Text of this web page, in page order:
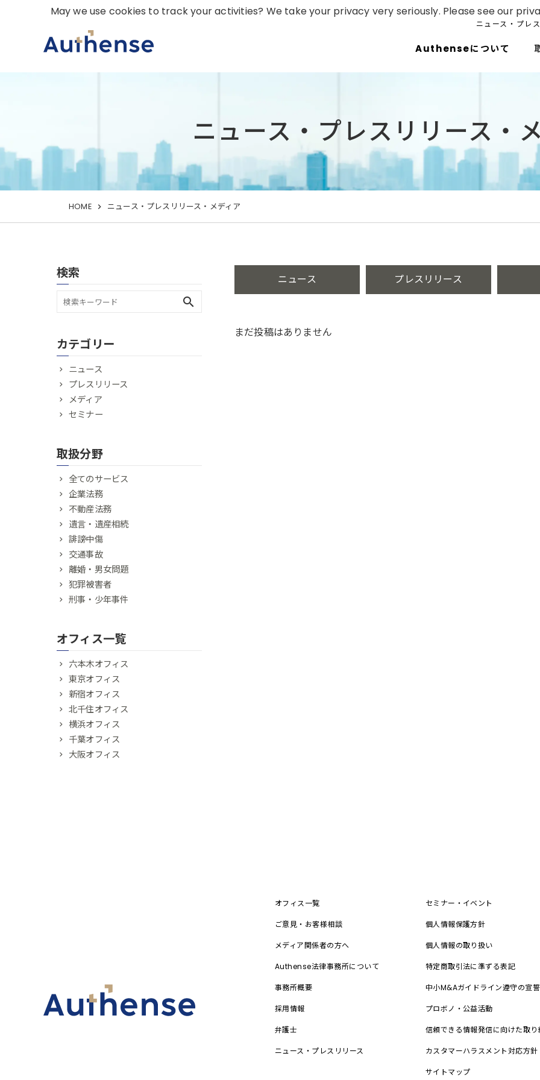
ニュース・プレ
Authenseについて
ニュース・プレスリリース・
HOME ニュース・プレスリリース・メディア
ニュース プレスリリース
まだ投稿はありません
検索
search
カテゴリー
ニュース
プレスリリース
メディア
セミナー
取扱分野
全てのサービス
企業法務
不動産法務
遺言・遺産相続
誹謗中傷
交通事故
離婚・男女問題
犯罪被害者
刑事・少年事件
オフィス一覧
六本木オフィス
東京オフィス
新宿オフィス
北千住オフィス
横浜オフィス
千葉オフィス
大阪オフィス
オフィス一覧
ご意見・お客様相談
メディア関係者の方へ
Authense法律事務所について
事務所概要
採用情報
弁護士
ニュース・プレスリリース
セミナー・イベント
個人情報保護方針
個人情報の取り扱い
特定商取引法に準ずる表記
中小M&Aガイドライン遵守の宣誓
プロボノ・公益活動
信頼できる情報発信に向けた取り
カスタマーハラスメント対応方針
サイトマップ
May we use cookies to track your activities? We take your privacy very seriously. Please see our